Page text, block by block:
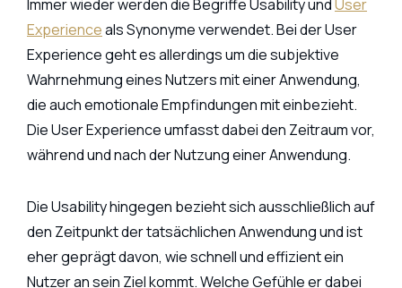
Immer wieder werden die Begriffe Usability undUser
Experienceals Synonyme verwendet. Bei der User
Experience geht es allerdings um die subjektive
Wahrnehmung eines Nutzers mit einer Anwendung,
die auch emotionale Empfindungen mit einbezieht.
Die User Experience umfasst dabei den Zeitraum vor,
während und nach der Nutzung einer Anwendung.
Die Usability hingegen bezieht sich ausschließlich auf
den Zeitpunkt der tatsächlichen Anwendung und ist
eher geprägt davon, wie schnell und effizient ein
Nutzer an sein Ziel kommt. Welche Gefühle er dabei